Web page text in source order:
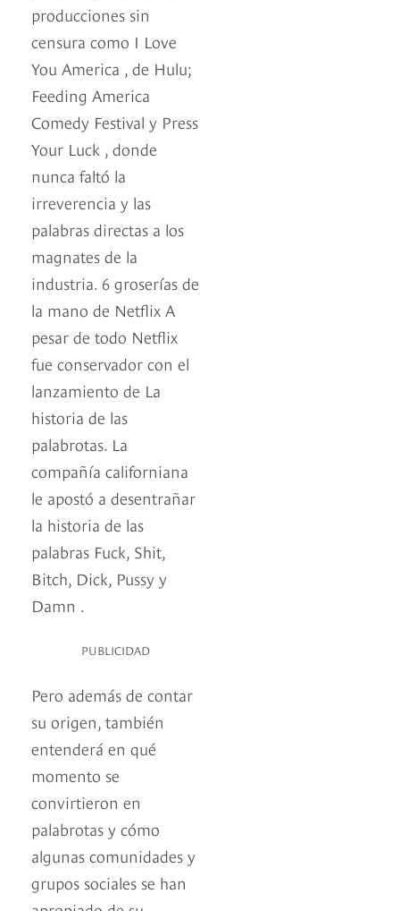
producciones sin
censura como I Love
You America , de Hulu;
Feeding America
Comedy Festival y Press
Your Luck , donde
nunca faltó la
irreverencia y las
palabras directas a los
magnates de la
industria. 6 groserías de
la mano de Netflix A
pesar de todo Netflix
fue conservador con el
lanzamiento de La
historia de las
palabrotas. La
compañía californiana
le apostó a desentrañar
la historia de las
palabras Fuck, Shit,
Bitch, Dick, Pussy y
Damn .
PUBLICIDAD
Pero además de contar
su origen, también
entenderá en qué
momento se
convirtieron en
palabrotas y cómo
algunas comunidades y
grupos sociales se han